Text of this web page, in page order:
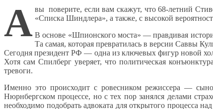
А вы поверите, если вам скажут, что 68-летний
«Списка Шиндлера», а также, с высокой
В основе «Шпионского моста» — правдивая
Та самая, которая превратилась в версии Саввы
Сегодня президент РФ — одна из ключевых фигур новой
Хотя сам Спилберг уверяет, что политическая
тревоги.
Именно это происходит с ровесником режиссера —
Нюрнбергском процессе, но с тех пор занялся делами
необходимо подобрать адвоката для открытого процесса